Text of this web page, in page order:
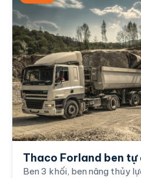
Thaco Forland ben tự
Ben 3 khối, ben nâng thủy